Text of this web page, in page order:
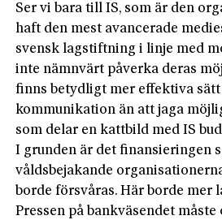
Ser vi bara till IS, som är den
haft den mest avancerade
svensk lagstiftning i linje med
inte nämnvärt påverka deras
finns betydligt mer effektiva
kommunikation än att jaga
som delar en kattbild med IS
I grunden är det finansieringen
våldsbejakande
borde försvåras. Här borde mer
Pressen på bankväsendet måste